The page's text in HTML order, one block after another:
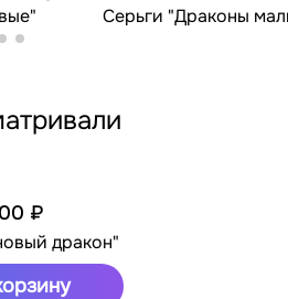
Серьги "Драконы
₽
дракон"